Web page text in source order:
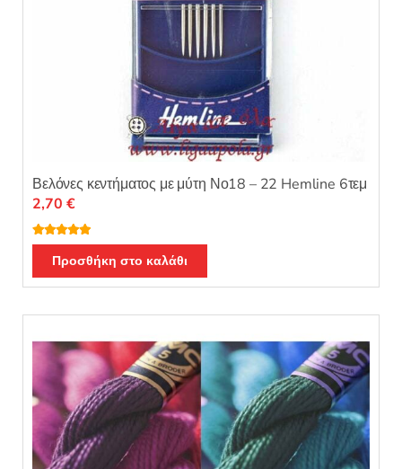
Βελόνες κεντήματος με μύτη Νο18 – 22 Hemline 6τεμ
Βαθμολογή
θηκε με5.00
από 5
2,70 €
Προσθήκη στο καλάθι